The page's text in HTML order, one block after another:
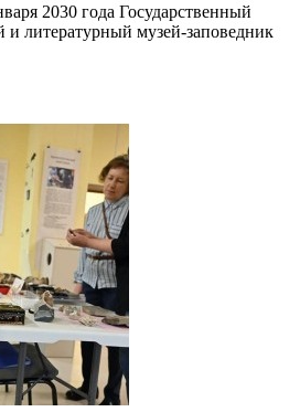
2030 года Государственный
и литературный музей-заповедник